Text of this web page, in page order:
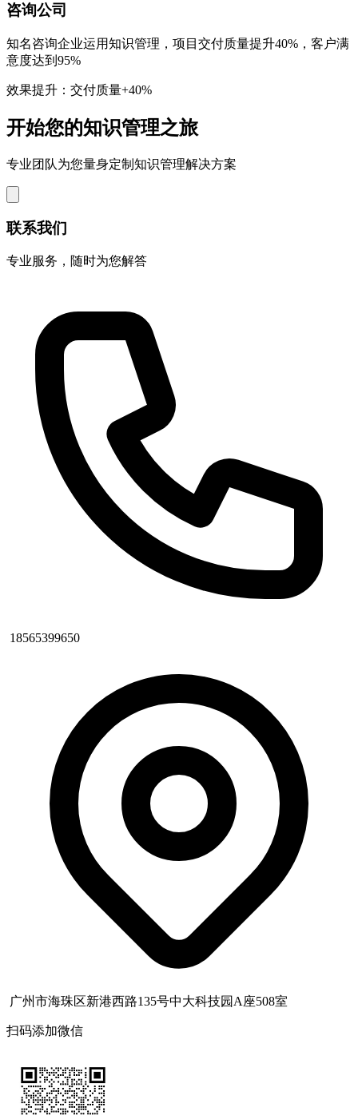
咨询公司
知名咨询企业运用知识管理，项目交付质量提升40%，客户满
意度达到95%
效果提升：交付质量+40%
开始您的知识管理之旅
专业团队为您量身定制知识管理解决方案
联系我们
专业服务，随时为您解答
18565399650
广州市海珠区新港西路135号中大科技园A座508室
扫码添加微信